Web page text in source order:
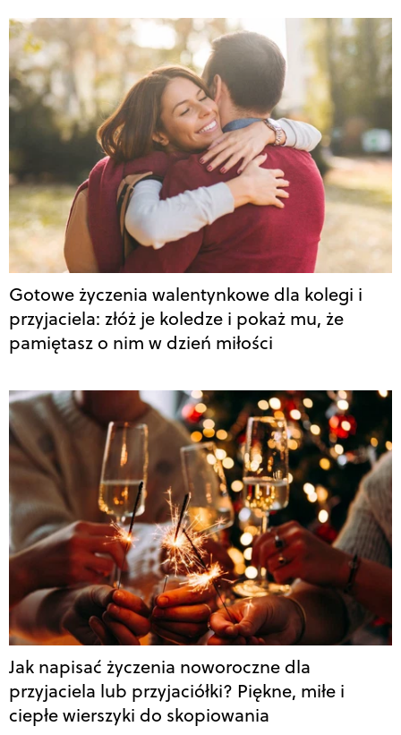
Gotowe życzenia walentynkowe dla kolegi i
przyjaciela: złóż je koledze i pokaż mu, że
pamiętasz o nim w dzień miłości
Jak napisać życzenia noworoczne dla
przyjaciela lub przyjaciółki? Piękne, miłe i
ciepłe wierszyki do skopiowania